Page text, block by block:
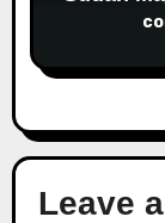
Sejak
Leave